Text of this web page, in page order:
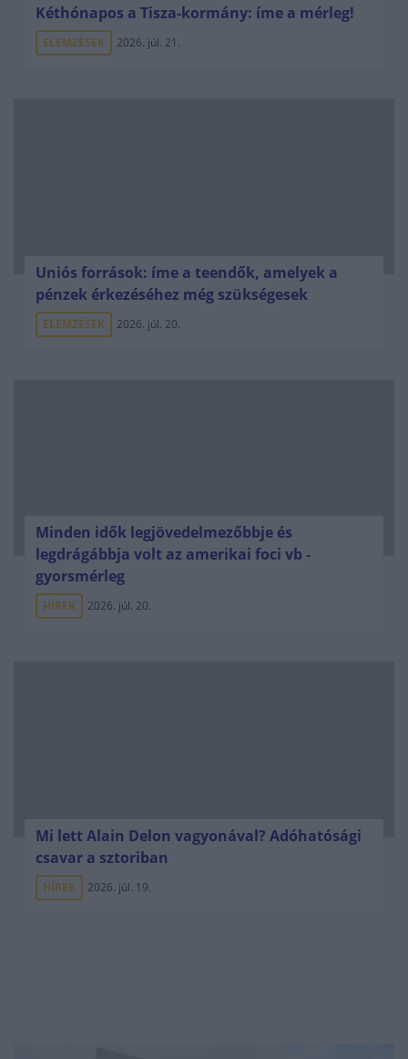
Kéthónapos a Tisza-kormány: íme a mérleg!
ELEMZÉSEK 2026. júl. 21.
Uniós források: íme a teendők, amelyek a
pénzek érkezéséhez még szükségesek
ELEMZÉSEK 2026. júl. 20.
Minden idők legjövedelmezőbbje és
legdrágábbja volt az amerikai foci vb -
gyorsmérleg
HÍREK 2026. júl. 20.
Mi lett Alain Delon vagyonával? Adóhatósági
csavar a sztoriban
HÍREK 2026. júl. 19.